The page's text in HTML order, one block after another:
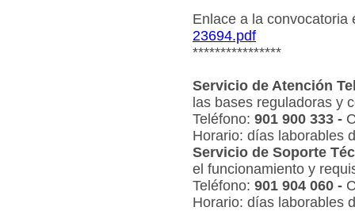
Enlace a la
23694.pdf
****************
Servicio de Atención
las bases reguladoras y
Teléfono: 901 900 333 -
Horario: días laborables
Servicio de Soporte
el funcionamiento y
Teléfono: 901 904 060 -
Horario: días laborables